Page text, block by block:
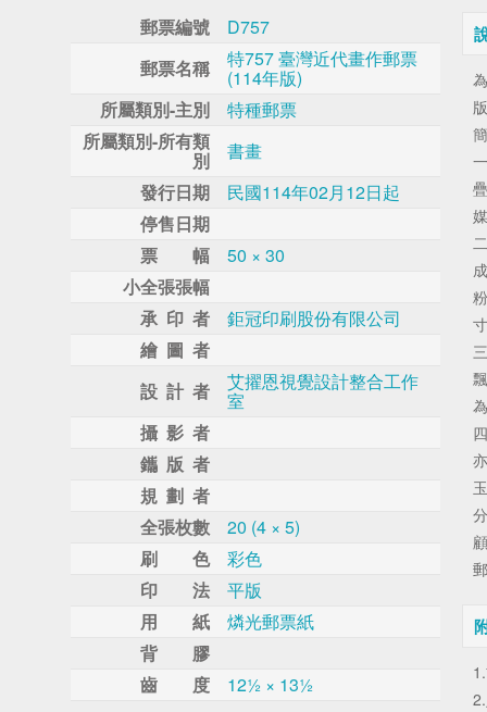
郵票編號
D757
郵票名稱
特757 臺灣近代畫作郵票
(114年版)
所屬類別-主別
特種郵票
所屬類別-所有類
別
書畫
發行日期
民國114年02月12日起
停售日期
票 幅
50 × 30
小全張張幅
承 印 者
鉅冠印刷股份有限公司
繪 圖 者
設 計 者
艾擢恩視覺設計整合工作
室
攝 影 者
鑴 版 者
規 劃 者
全張枚數
20 (4 × 5)
刷 色
彩色
印 法
平版
用 紙
燐光郵票紙
背 膠
齒 度
12½ × 13½